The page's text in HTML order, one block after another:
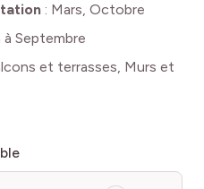
: Mars, Octobre
à Septembre
et terrasses, Murs et